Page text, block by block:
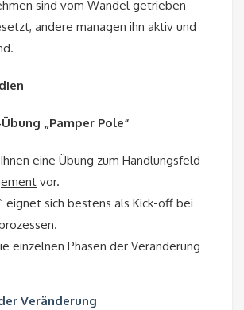
sind vom Wandel getrieben
andere managen ihn aktiv und
„Pamper Pole“
eine Übung zum Handlungsfeld
vor.
eignet sich bestens als Kick-off bei
einzelnen Phasen der Veränderung
Veränderung